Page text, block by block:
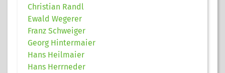
Christian Randl
Ewald Wegerer
Franz Schweiger
Georg Hintermaier
Hans Heilmaier
Hans Herrneder